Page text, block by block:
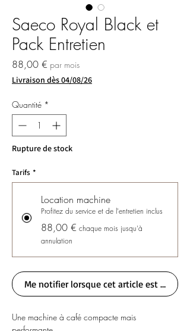
Saeco Royal Black et
Pack Entretien
88,00 € Prix
par mois
Livraison dès 04/08/26
Quantité *
Rupture de stock
Tarifs *
Location machine
Profitez du service et de l'entretien inclus
88,00 € chaque mois jusqu'à
annulation
Me notifier lorsque cet article est
Une machine à café compacte mais